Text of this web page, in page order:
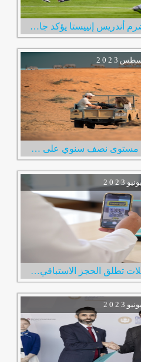
نجم الكرة العالمي المخضرم أندريس إنييستا يؤكد جاهزيته لخوض أولى مبارياته مع نادي الإمارات
2 0 2 3
رأس الخيمة تسجل أعلى مستوى نصف سنوي على الإطلاق في عدد الزوار الإمارة استقبلت 600 ألف زائر خلال النصف الأول من العام
2 0 2 3
هيئة رأس الخيمة للمواصلات تطلق الحجز الاستباقي لخدمة مركبات الأجرة عبر رمز الاستجابة السريع
2 0 2 3